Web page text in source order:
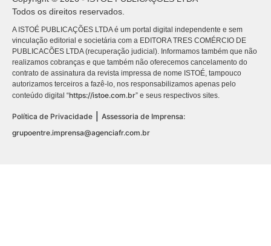
Todos os direitos reservados.
A ISTOÉ PUBLICAÇÕES LTDA é um portal digital independente e sem
vinculação editorial e societária com a EDITORA TRES COMÉRCIO DE
PUBLICACÕES LTDA (recuperação judicial). Informamos também que não
realizamos cobranças e que também não oferecemos cancelamento do
contrato de assinatura da revista impressa de nome ISTOÉ, tampouco
autorizamos terceiros a fazê-lo, nos responsabilizamos apenas pelo
conteúdo digital “https://istoe.com.br” e seus respectivos sites.
Política de Privacidade
Assessoria de Imprensa:
grupoentre.imprensa@agenciafr.com.br